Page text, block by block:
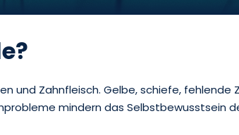
und Zahnfleisch. Gelbe, schiefe,
mindern das Selbstbewusstsein